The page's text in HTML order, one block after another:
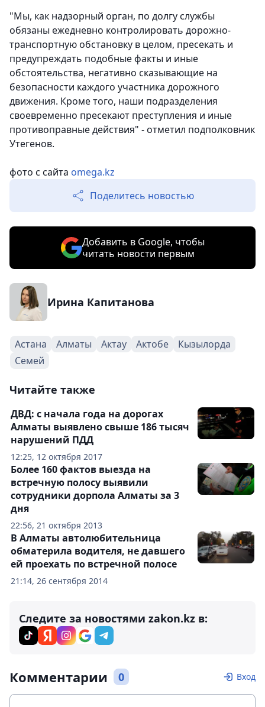
"Мы, как надзорный орган, по долгу службы
обязаны ежедневно контролировать дорожно-
транспортную обстановку в целом, пресекать и
предупреждать подобные факты и иные
обстоятельства, негативно сказывающие на
безопасности каждого участника дорожного
движения. Кроме того, наши подразделения
своевременно пресекают преступления и иные
противоправные действия" - отметил подполковник
Утегенов.
фото с сайта omega.kz
Поделитесь новостью
Добавить в Google, чтобы
читать новости первым
Ирина Капитанова
Астана Алматы Актау Актобе
Кызылорда
Семей
Читайте также
12:25, 12 октября 2017
ДВД: с начала года на дорогах
Алматы выявлено свыше 186 тысяч
нарушений ПДД
22:56, 21 октября 2013
Более 160 фактов выезда на
встречную полосу выявили
сотрудники дорпола Алматы за 3
дня
21:14, 26 сентября 2014
В Алматы автолюбительница
обматерила водителя, не давшего
ей проехать по встречной полосе
Следите за новостями zakon.kz в:
Комментарии 0 Вход